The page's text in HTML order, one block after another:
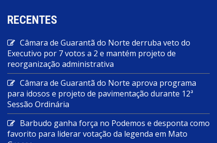
RECENTES
Câmara de Guarantã do Norte derruba veto do
Executivo por 7 votos a 2 e mantém projeto de
reorganização administrativa
Câmara de Guarantã do Norte aprova programa
para idosos e projeto de pavimentação durante 12ª
Sessão Ordinária
Barbudo ganha força no Podemos e desponta como
favorito para liderar votação da legenda em Mato